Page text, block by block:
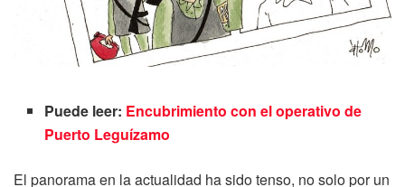
Puede leer: Encubrimiento con el operativo de
Puerto Leguízamo
El panorama en la actualidad ha sido tenso, no solo por un